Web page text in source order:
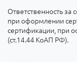
Ответственность за
при оформлении
сертификации, при
(ст.14.44 КоАП РФ).